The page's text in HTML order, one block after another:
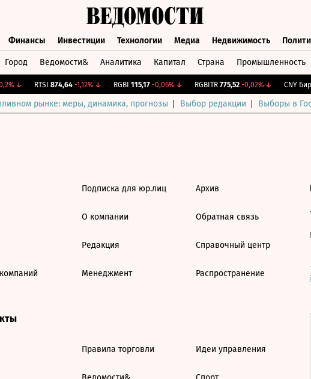
Финансы Инвестиции Технологии Медиа Недвижимость
Город Ведомости& Аналитика Капитал Страна Промышленность
↓ RTSI 874,64 -1,12%↓ RGBI 115,17 -0,06%↓ RGBITR 775,52 -0,02%↓ CNY
рынке: меры, динамика, прогнозы Выбор редакции Выборы в
Подписка для юр.лиц
О компании
Редакция
Менеджмент
Архив
Обратная связь
Справочный центр
Распространение
Правила торговли Идеи управления